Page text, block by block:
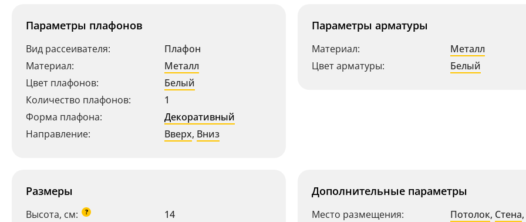
Параметры плафонов
Вид рассеивателя:
Плафон
Материал:
Металл
Цвет плафонов:
Белый
Количество плафонов:
1
Форма плафона:
Декоративный
Направление:
Вверх, Вниз
Параметры арматуры
Материал:
Металл
Цвет арматуры:
Белый
Размеры
Высота, см: ?
14
Дополнительные параметры
Место размещения: Потолок, Стена,